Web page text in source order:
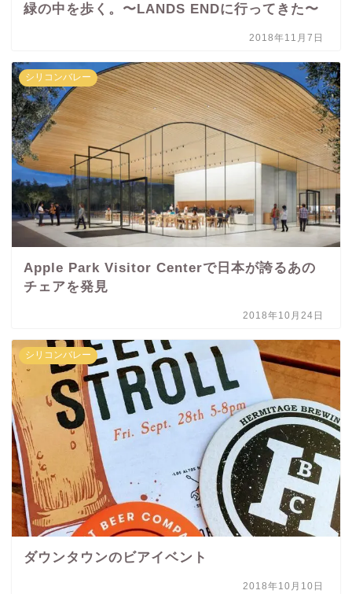
緑の中を歩く。〜LANDS ENDに行ってきた〜
2018年11月7日
シリコンバレー
Apple Park Visitor Centerで日本が誇るあの
チェアを発見
2018年10月24日
シリコンバレー
ダウンタウンのビアイベント
2018年10月10日